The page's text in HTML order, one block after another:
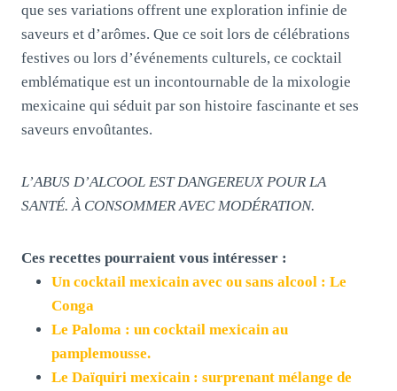
que ses variations offrent une exploration infinie de
saveurs et d’arômes. Que ce soit lors de célébrations
festives ou lors d’événements culturels, ce cocktail
emblématique est un incontournable de la mixologie
mexicaine qui séduit par son histoire fascinante et ses
saveurs envoûtantes.
L’ABUS D’ALCOOL EST DANGEREUX POUR LA
SANTÉ. À CONSOMMER AVEC MODÉRATION.
Ces recettes pourraient vous intéresser :
Un cocktail mexicain avec ou sans alcool : Le
Conga
Le Paloma : un cocktail mexicain au
pamplemousse.
Le Daïquiri mexicain : surprenant mélange de